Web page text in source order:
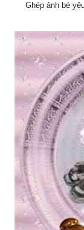
Ghép ảnh bé